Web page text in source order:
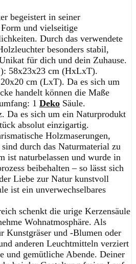
begeistert in seiner
und vielseitige
Durch das verwendete
besonders stabil,
für dich und dein Zuhause.
58x23x23 cm (HxLxT).
cm (LxT). Da es sich um
handelt können die Maße
1 Deko Säule.
Da es sich um ein Naturprodukt
absolut einzigartig.
Holzmaserungen,
durch das Naturmaterial zu
ist naturbelassen und wurde in
beibehalten – so lässt sich
Liebe zur Natur kunstvoll
ist ein unverwechselbares
schenkt die urige Kerzensäule
Wohnatmosphäre. Als
Kunstgräser und -Blumen oder
anderen Leuchtmitteln verziert
und gemütliche Abende. Deiner